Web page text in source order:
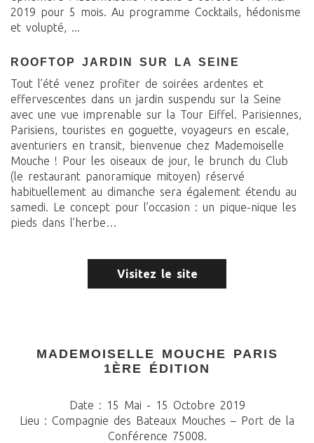
2019 pour 5 mois. Au programme Cocktails, hédonisme
et volupté, ...
ROOFTOP JARDIN SUR LA SEINE
Tout l’été venez profiter de soirées ardentes et
effervescentes dans un jardin suspendu sur la Seine
avec une vue imprenable sur la Tour Eiffel. Parisiennes,
Parisiens, touristes en goguette, voyageurs en escale,
aventuriers en transit, bienvenue chez Mademoiselle
Mouche ! Pour les oiseaux de jour, le brunch du Club
(le restaurant panoramique mitoyen) réservé
habituellement au dimanche sera également étendu au
samedi. Le concept pour l’occasion : un pique-nique les
pieds dans l’herbe…
Visitez le site
MADEMOISELLE MOUCHE PARIS
1ÈRE ÉDITION
Date : 15 Mai - 15 Octobre 2019
Lieu : Compagnie des Bateaux Mouches – Port de la
Conférence 75008.